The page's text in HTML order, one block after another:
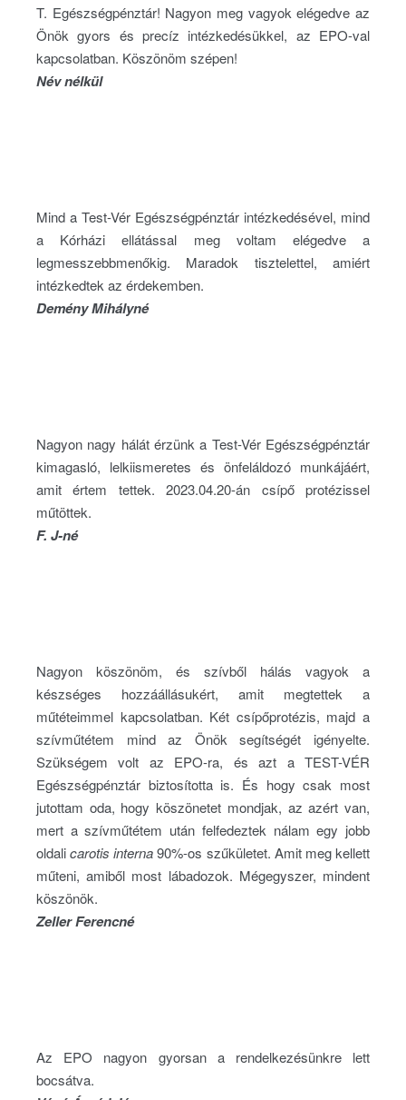
T. Egészségpénztár! Nagyon meg vagyok elégedve az
Önök gyors és precíz intézkedésükkel, az EPO-val
kapcsolatban. Köszönöm szépen!
Név nélkül
Mind a Test-Vér Egészségpénztár intézkedésével, mind
a Kórházi ellátással meg voltam elégedve a
legmesszebbmenőkig. Maradok tisztelettel, amiért
intézkedtek az érdekemben.
Demény Mihályné
Nagyon nagy hálát érzünk a Test-Vér Egészségpénztár
kimagasló, lelkiismeretes és önfeláldozó munkájáért,
amit értem tettek. 2023.04.20-án csípő protézissel
műtöttek.
F. J-né
Nagyon köszönöm, és szívből hálás vagyok a
készséges hozzáállásukért, amit megtettek a
műtéteimmel kapcsolatban. Két csípőprotézis, majd a
szívműtétem mind az Önök segítségét igényelte.
Szükségem volt az EPO-ra, és azt a TEST-VÉR
Egészségpénztár biztosította is. És hogy csak most
jutottam oda, hogy köszönetet mondjak, az azért van,
mert a szívműtétem után felfedeztek nálam egy jobb
oldalicarotis interna90%-os szűkületet. Amit meg kellett
műteni, amiből most lábadozok. Mégegyszer, mindent
köszönök.
Zeller Ferencné
Az EPO nagyon gyorsan a rendelkezésünkre lett
bocsátva.